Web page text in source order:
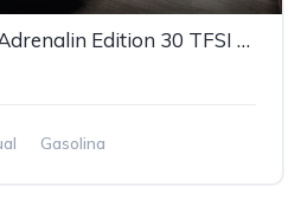
Audi A1 Sportback Adrenalin Edition 30 TFSI 116cv
Gasolina